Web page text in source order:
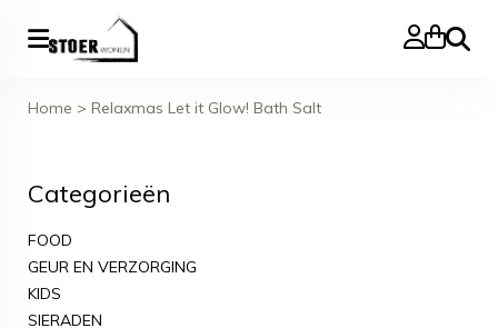
Zoeken
Home > Relaxmas Let it Glow! Bath Salt
Categorieën
FOOD
GEUR EN VERZORGING
KIDS
SIERADEN